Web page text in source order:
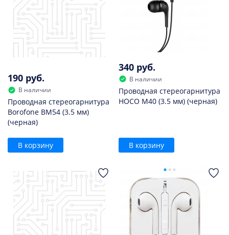
190 руб.
В наличии
Проводная стереогарнитура
Borofone BM54 (3.5 мм)
(черная)
В корзину
340 руб.
В наличии
Проводная стереогарнитура
HOCO M40 (3.5 мм) (черная)
В корзину